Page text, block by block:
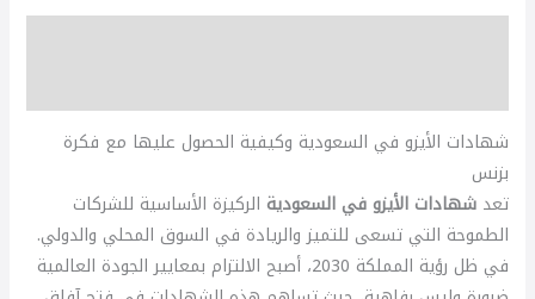
شهادات الأيزو في السعودية وكيفية الحصول عليها مع فكرة
بزنس
تعد شهادات الأيزو في السعودية الركيزة الأساسية للشركات
الطموحة التي تسعى للتميز والريادة في السوق المحلي والدولي.
في ظل رؤية المملكة 2030، أصبح الالتزام بمعايير الجودة العالمية